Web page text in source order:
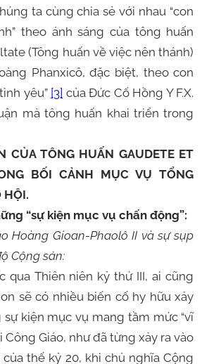
ta cùng chia sẻ với nhau “con
theo ánh sáng của tông huấn
(Tông huấn về việc nên thánh)
Phanxicô, đặc biệt, theo con
yêu” [3] của Đức Cố Hồng Y F.X.
mà tông huấn khai triển trong
CỦA TÔNG HUẤN GAUDETE ET
BỐI CẢNH MỤC VỤ TỔNG
HỘI.
“sự kiện mục vụ chấn động”:
Hoàng Gioan-Phaolô II và sự sụp
Cộng sản:
qua Thiên niên kỷ thứ III, ai cũng
sẽ có nhiều biến cố hy hữu xảy
kiện mục vụ mang tầm mức “vĩ
Công Giáo, như đã từng xảy ra vào
thế kỷ 20, khi chủ nghĩa Cộng